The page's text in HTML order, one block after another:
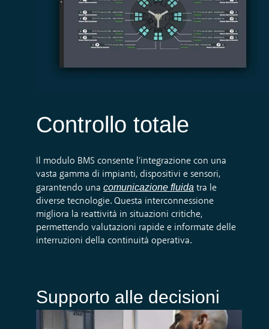
Controllo totale
modulo BMS consente l'integrazione con una
vasta gamma di impianti, dispositivi e sensori,
garantendo una comunicazione fluida tra le
diverse tecnologie. Questa interconnessione
migliora la reattività in situazioni critiche,
permettendo valutazioni rapide e informate delle
interruzioni della continuità operativa.
Supporto alle decisioni